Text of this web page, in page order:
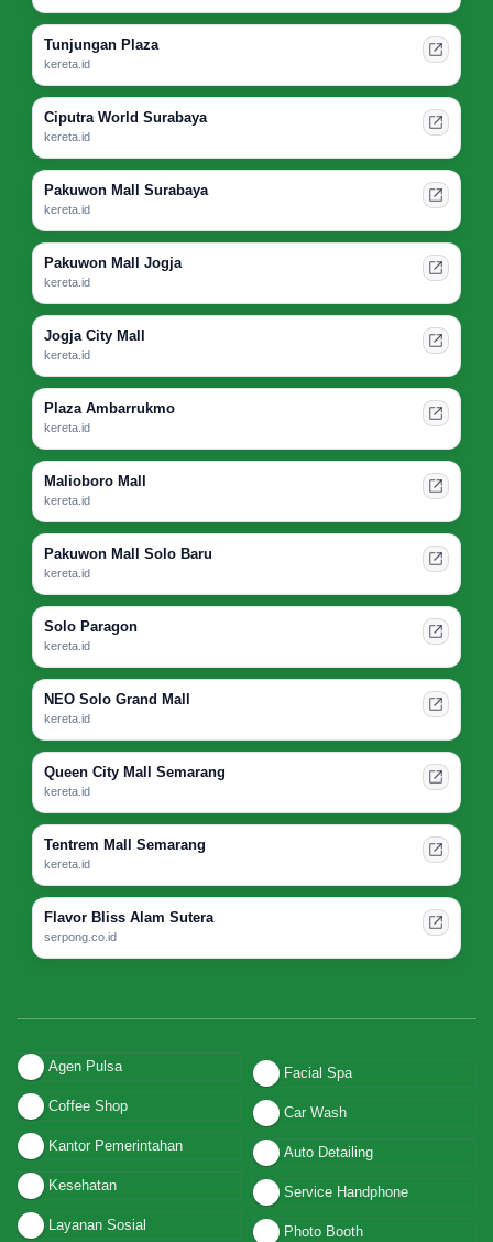
Tunjungan Plaza
kereta.id
Ciputra World Surabaya
kereta.id
Pakuwon Mall Surabaya
kereta.id
Pakuwon Mall Jogja
kereta.id
Jogja City Mall
kereta.id
Plaza Ambarrukmo
kereta.id
Malioboro Mall
kereta.id
Pakuwon Mall Solo Baru
kereta.id
Solo Paragon
kereta.id
NEO Solo Grand Mall
kereta.id
Queen City Mall Semarang
kereta.id
Tentrem Mall Semarang
kereta.id
Flavor Bliss Alam Sutera
serpong.co.id
Agen Pulsa
Coffee Shop
Kantor Pemerintahan
Kesehatan
Layanan Sosial
Facial Spa
Car Wash
Auto Detailing
Service Handphone
Photo Booth